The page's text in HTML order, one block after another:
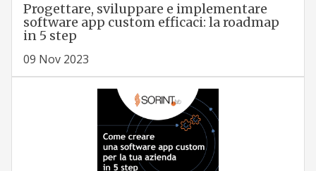
Progettare, sviluppare e implementare
software app custom efficaci: la roadmap
in 5 step
09 Nov 2023